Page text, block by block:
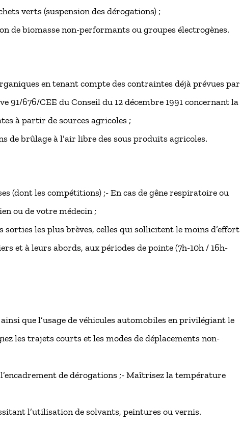
verts (suspension des dérogations) ;
de biomasse non-performants ou groupes électrogènes.
en tenant compte des contraintes déjà prévues par
676/CEE du Conseil du 12 décembre 1991 concernant la
à partir de sources agricoles ;
de brûlage à l’air libre des sous produits agricoles.
(dont les compétitions) ;- En cas de gêne respiratoire ou
ou de votre médecin ;
les plus brèves, celles qui sollicitent le moins d’effort
et à leurs abords, aux périodes de pointe (7h-10h / 16h-
que l’usage de véhicules automobiles en privilégiant le
les trajets courts et les modes de déplacements non-
de dérogations ;- Maîtrisez la température
l’utilisation de solvants, peintures ou vernis.